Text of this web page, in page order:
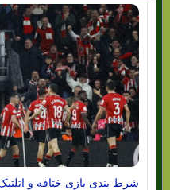
شرط بندی بازی ختافه و اتلتیک بیلبائو